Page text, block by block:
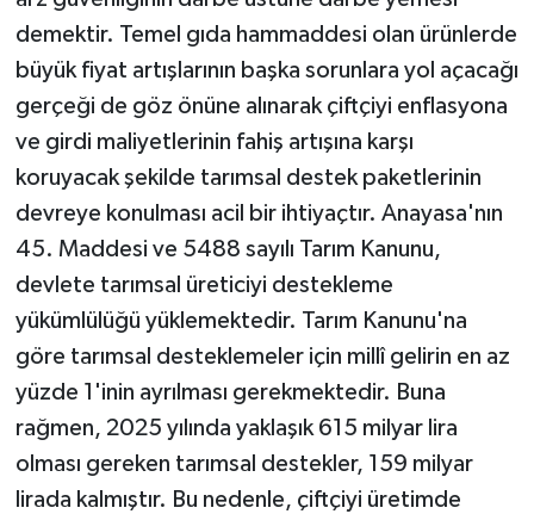
demektir. Temel gıda hammaddesi olan ürünlerde
büyük fiyat artışlarının başka sorunlara yol açacağı
gerçeği de göz önüne alınarak çiftçiyi enflasyona
ve girdi maliyetlerinin fahiş artışına karşı
koruyacak şekilde tarımsal destek paketlerinin
devreye konulması acil bir ihtiyaçtır. Anayasa'nın
45. Maddesi ve 5488 sayılı Tarım Kanunu,
devlete tarımsal üreticiyi destekleme
yükümlülüğü yüklemektedir. Tarım Kanunu'na
göre tarımsal desteklemeler için millî gelirin en az
yüzde 1'inin ayrılması gerekmektedir. Buna
rağmen, 2025 yılında yaklaşık 615 milyar lira
olması gereken tarımsal destekler, 159 milyar
lirada kalmıştır. Bu nedenle, çiftçiyi üretimde